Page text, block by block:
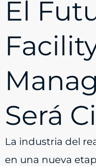
El
Será
La industria del
en una nueva